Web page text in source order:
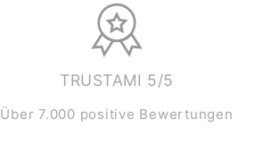
TRUSTAMI 5/5
Über 7.000 positive Bewertungen